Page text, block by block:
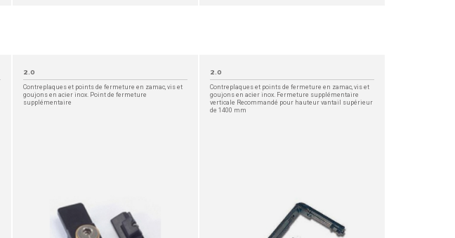
2.0
Contreplaques et points de fermeture en zamac, vis et
goujons en acier inox. Point de fermeture
supplémentaire
2.0
Contreplaques et points de fermeture en zamac, vis et
goujons en acier inox. Fermeture supplémentaire
verticale Recommandé pour hauteur vantail supérieur
de 1400 mm